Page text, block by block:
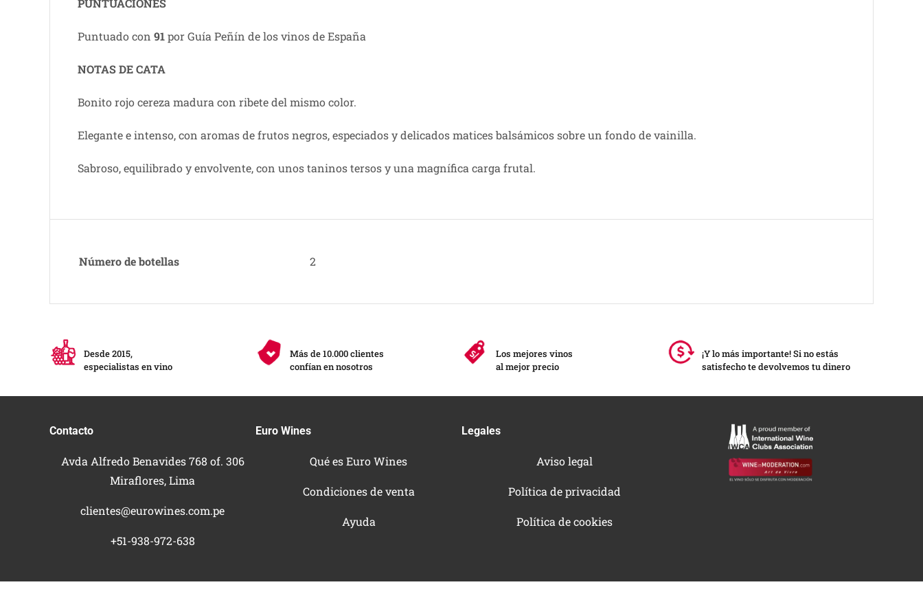
Puntuado con 91por Guía Peñín de los vinos de España
NOTAS DE CATA
Bonito rojo cereza madura con ribete del mismo color.
Elegante e intenso, con aromas de frutos negros, especiados y delicados matices balsámicos sobre un fondo de vainilla.
Sabroso, equilibrado y envolvente, con unos taninos tersos y una magnífica carga frutal.
Número de botellas 2
Desde 2015,
especialistas en vino
Más de 10.000 clientes
confían en nosotros
Los mejores vinos
al mejor precio
¡Y lo más importante! Si no estás
satisfecho te devolvemos tu dinero
Contacto
Avda Alfredo Benavides 768 of. 306
Miraflores, Lima
clientes@eurowines.com.pe
+51-938-972-638
Euro Wines
Qué es Euro Wines
Condiciones de venta
Ayuda
Legales
Aviso legal
Política de privacidad
Política de cookies